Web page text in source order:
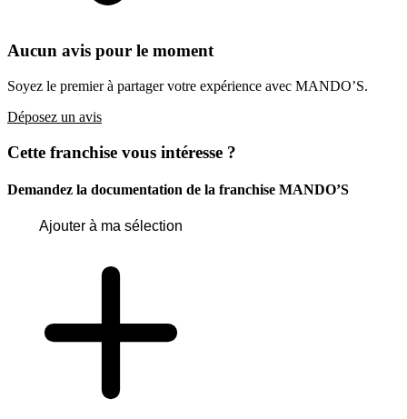
Aucun avis pour le moment
Soyez le premier à partager votre expérience avec MANDO’S.
Déposez un avis
Cette franchise vous intéresse ?
Demandez la documentation de la franchise MANDO’S
Ajouter à ma sélection